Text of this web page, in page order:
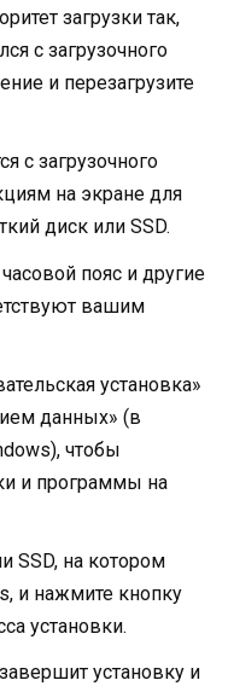
загрузки так,
с загрузочного
и перезагрузите
с загрузочного
на экране для
диск или SSD.
пояс и другие
вашим
установка»
данных» (в
чтобы
и программы на
SSD, на котором
и нажмите кнопку
установки.
установку и